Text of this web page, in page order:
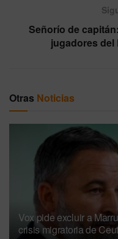
Señorío de
jugadores del
Otras Noticias
Vox pide excluir a
crisis migratoria de